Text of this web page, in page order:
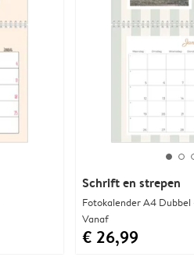
Schrift en strepen
Fotokalender A4
Vanaf
€ 26,99